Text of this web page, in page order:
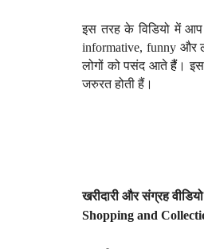
इस तरह के विडियो में
informative, funny और
लोगों को पसंद आतेहैं ।
जरुरत होती हैं।
खरीदारी और संग्रह वीडियो
Shopping and C